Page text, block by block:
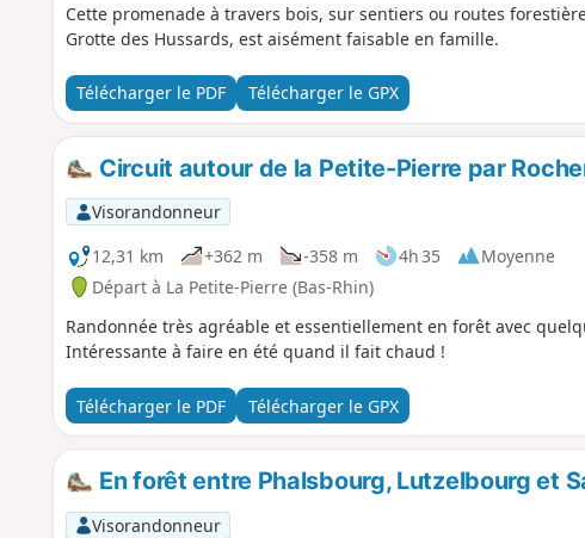
Cette promenade à travers bois, sur sentiers ou routes
Grotte des Hussards, est aisément faisable en famille.
Télécharger le PDF Télécharger le GPX
Circuit autour de la Petite-Pierre par
Visorandonneur
12,31 km
+362 m -358 m 4h 35
Moyenne
Départ à La Petite-Pierre (Bas-Rhin)
Randonnée très agréable et essentiellement en forêt avec
Intéressante à faire en été quand il fait chaud !
Télécharger le PDF Télécharger le GPX
En forêt entre Phalsbourg, Lutzelbourg et
Visorandonneur